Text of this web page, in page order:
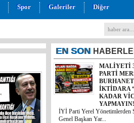
Spor Galeriler Diğer
EN SON
MALİYETİ
PARTİ
İKTİDARA
KADAR
İYİ Parti Yerel Yönetimlerden
Genel Başkan Yar...